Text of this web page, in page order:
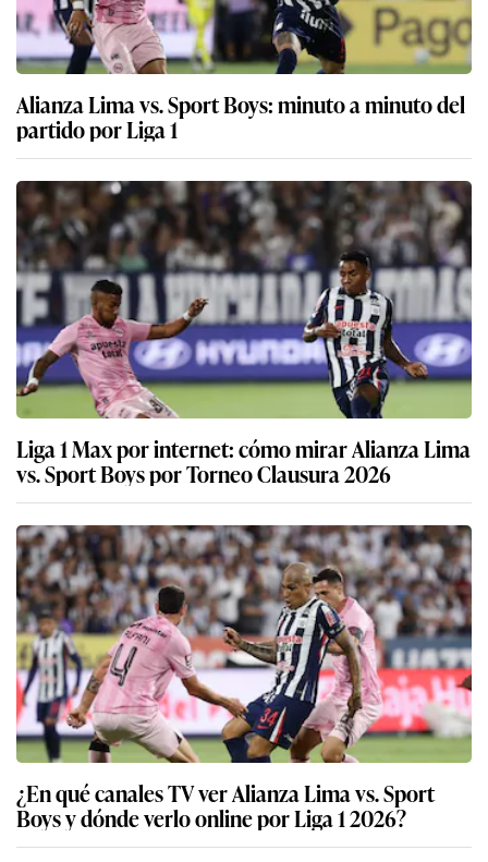
Alianza Lima vs. Sport Boys: minuto a minuto del
partido por Liga 1
Liga 1 Max por internet: cómo mirar Alianza Lima
vs. Sport Boys por Torneo Clausura 2026
¿En qué canales TV ver Alianza Lima vs. Sport
Boys y dónde verlo online por Liga 1 2026?